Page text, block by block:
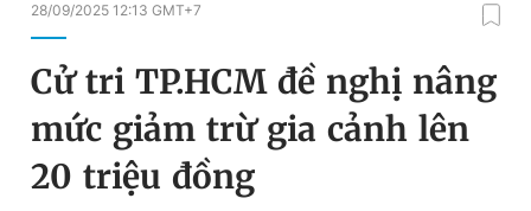
Chuyên mục
Chuyên mục khác
Đổi mật khẩu
Tin đã lưu
Tin đã xem
28/09/2025 12:13 GMT+7
Cử tri TP.HCM đề nghị nâng
mức giảm trừ gia cảnh lên
20 triệu đồng